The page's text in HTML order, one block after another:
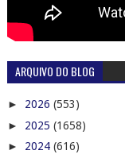
ARQUIVO DO BLOG
► 2026 (553)
► 2025 (1658)
► 2024 (616)